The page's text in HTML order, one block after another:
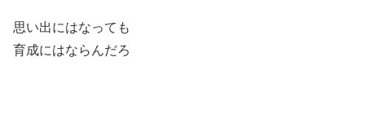
思い出にはなっても
育成にはならんだろ